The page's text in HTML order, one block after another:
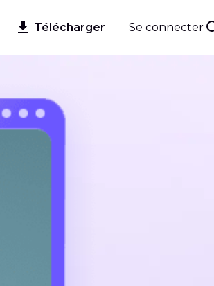
Se connecter
Télécharger